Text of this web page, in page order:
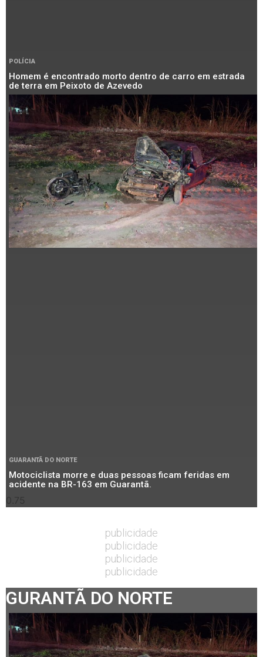
POLÍCIA
Homem é encontrado morto dentro de carro em estrada
de terra em Peixoto de Azevedo
GUARANTÃ DO NORTE
Motociclista morre e duas pessoas ficam feridas em
acidente na BR-163 em Guarantã.
publicidade
publicidade
publicidade
publicidade
GURANTÃ DO NORTE